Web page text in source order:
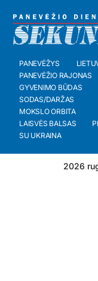
PANEVĖŽYS
PANEVĖŽIO RAJONAS
GYVENIMO BŪDAS
SODAS/DARŽAS
MOKSLO ORBITA
LAISVĖS BALSAS
SU UKRAINA
2026